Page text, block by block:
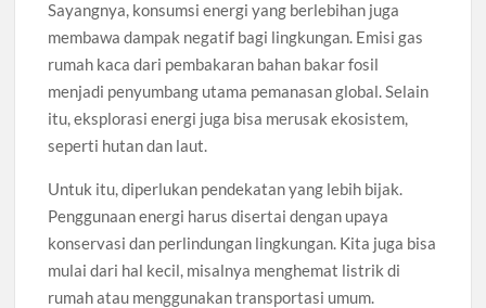
Sayangnya, konsumsi energi yang berlebihan juga
membawa dampak negatif bagi lingkungan. Emisi gas
rumah kaca dari pembakaran bahan bakar fosil
menjadi penyumbang utama pemanasan global. Selain
itu, eksplorasi energi juga bisa merusak ekosistem,
seperti hutan dan laut.
Untuk itu, diperlukan pendekatan yang lebih bijak.
Penggunaan energi harus disertai dengan upaya
konservasi dan perlindungan lingkungan. Kita juga bisa
mulai dari hal kecil, misalnya menghemat listrik di
rumah atau menggunakan transportasi umum.